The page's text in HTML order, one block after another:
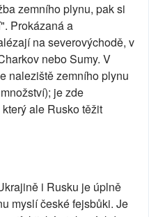
zemního plynu, pak si
Prokázaná a
na severovýchodě, v
nebo Sumy. V
naleziště zemního plynu
je zde
ale Rusko těžit
i Rusku je úplně
myslí české fejsbůki. Je